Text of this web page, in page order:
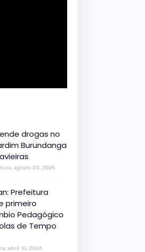
drogas no
Burundanga
agosto 03, 2026
Prefeitura
primeiro
Pedagógico
de Tempo
abril 10, 2024